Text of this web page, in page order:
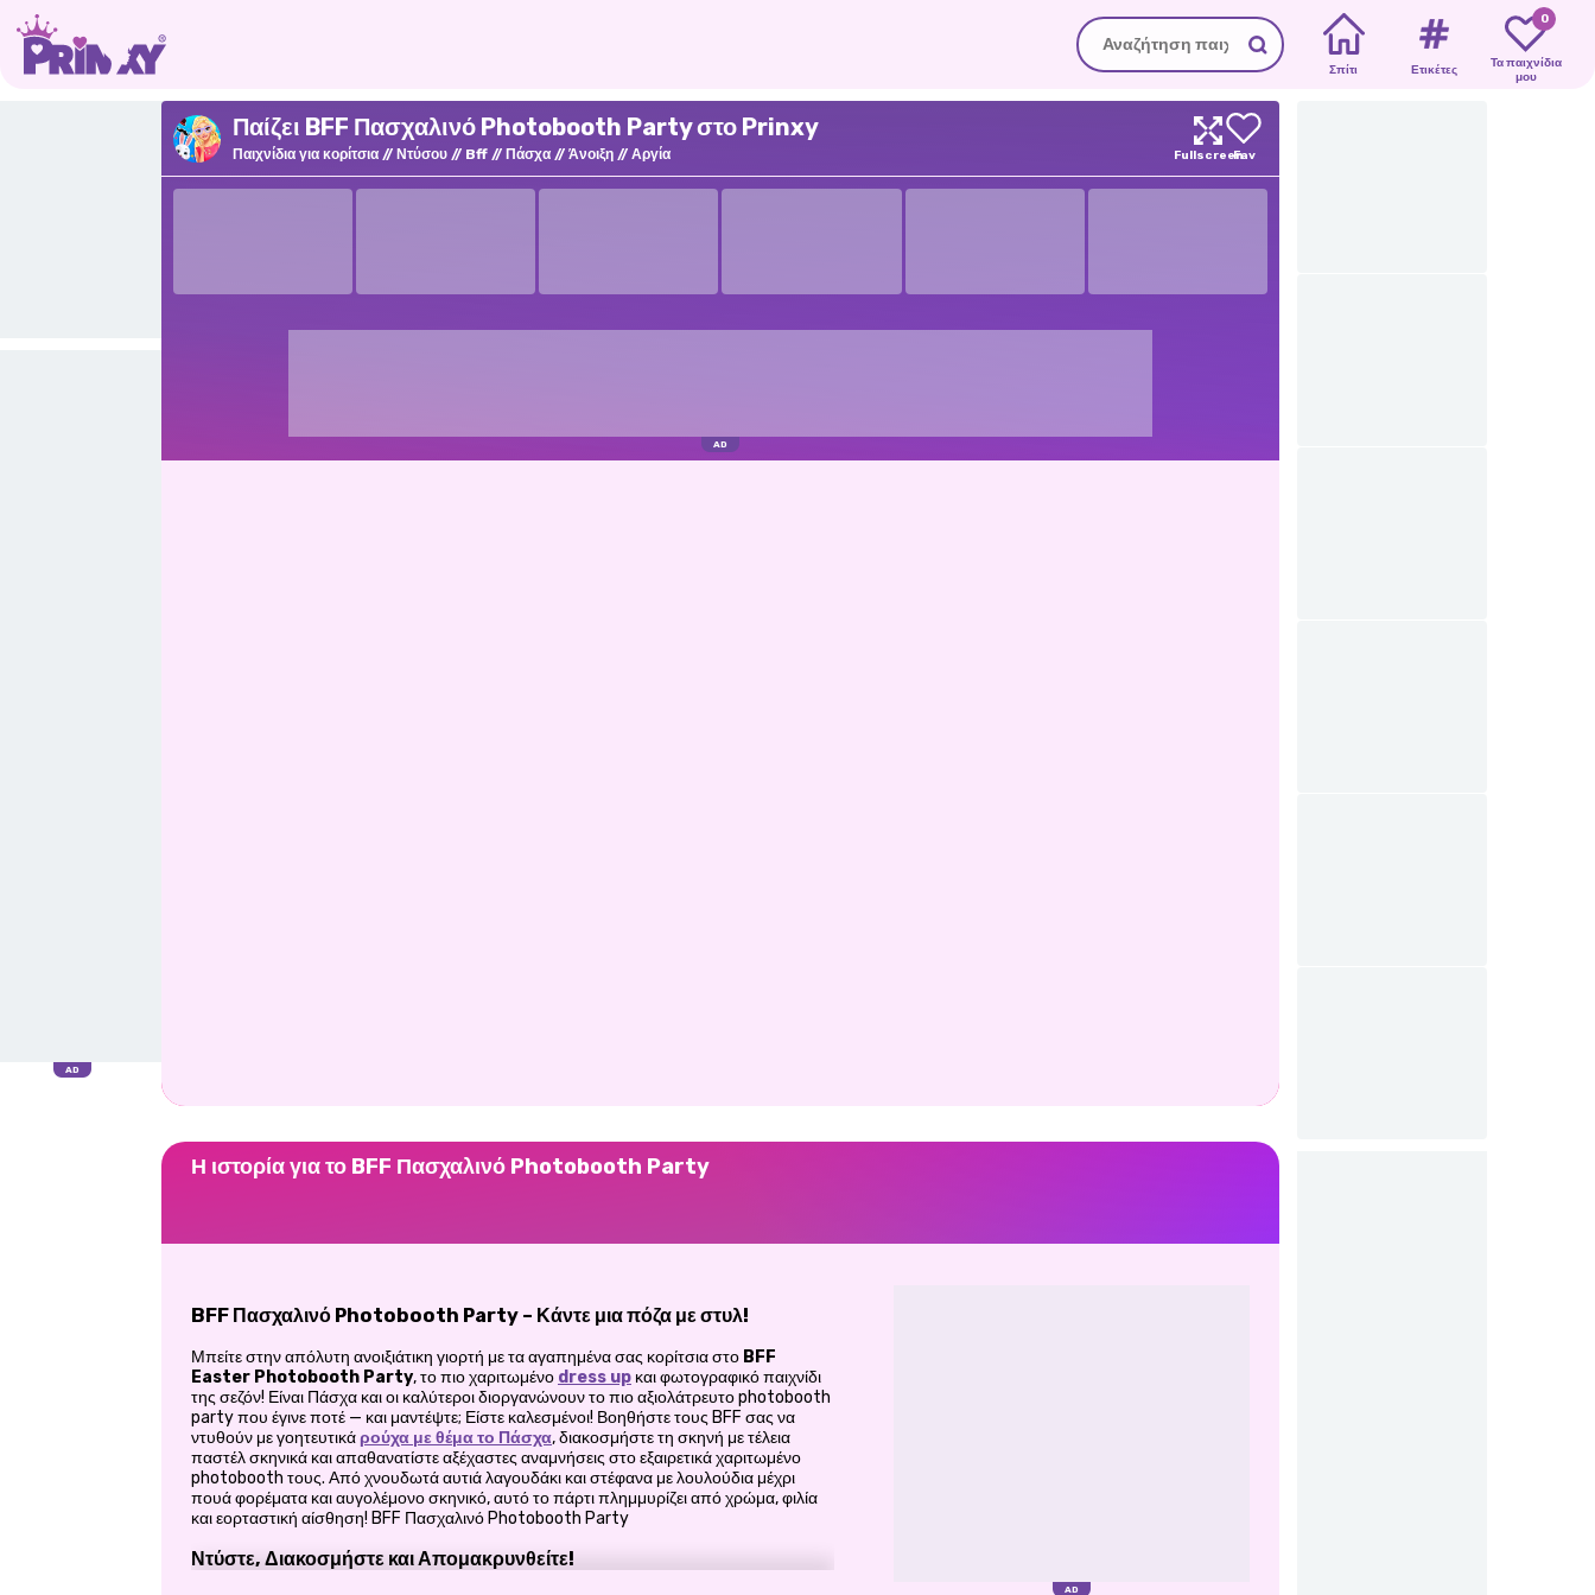
Σπίτι Ετικέτες
0
Τα παιχνίδια
μου
Παίζει BFF Πασχαλινό Photobooth Party στο Prinxy
Παιχνίδια για κορίτσια Ντύσου Bff Πάσχα Άνοιξη Αργία
Η ιστορία για το BFF Πασχαλινό Photobooth Party
BFF Πασχαλινό Photobooth Party – Κάντε μια πόζα με στυλ!
Μπείτε στην απόλυτη ανοιξιάτικη γιορτή με τα αγαπημένα σας κορίτσια στο BFF
Easter Photobooth Party, το πιο χαριτωμένο dress up και φωτογραφικό παιχνίδι
της σεζόν! Είναι Πάσχα και οι καλύτεροι διοργανώνουν το πιο αξιολάτρευτο photobooth
party που έγινε ποτέ — και μαντέψτε; Είστε καλεσμένοι! Βοηθήστε τους BFF σας να
ντυθούν με γοητευτικάρούχα με θέμα το Πάσχα, διακοσμήστε τη σκηνή με τέλεια
παστέλ σκηνικά και απαθανατίστε αξέχαστες αναμνήσεις στο εξαιρετικά χαριτωμένο
photobooth τους. Από χνουδωτά αυτιά λαγουδάκι και στέφανα με λουλούδια μέχρι
πουά φορέματα και αυγολέμονο σκηνικό, αυτό το πάρτι πλημμυρίζει από χρώμα, φιλία
και εορταστική αίσθηση! BFF Πασχαλινό Photobooth Party
Ντύστε, Διακοσμήστε και Απομακρυνθείτε!